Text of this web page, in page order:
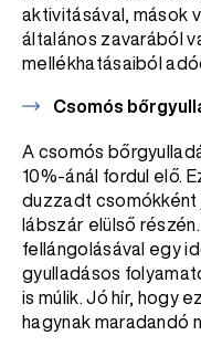
aktivitásával, mások
általános zavarából
mellékhatásaiból
Csomós
A csomós
10%-ánál fordul elő.
duzzadt csomókként
lábszár elülső
fellángolásával egy
gyulladásos
is múlik. Jó hír, hogy
hagynak maradandó